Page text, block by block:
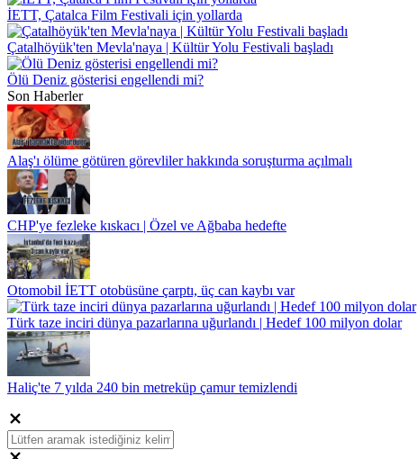
İETT, Çatalca Film Festivali için yollarda
Çatalhöyük'ten Mevla'naya | Kültür Yolu Festivali başladı
Ölü Deniz gösterisi engellendi mi?
Son Haberler
Alaş'ı ölüme götüren görevliler hakkında soruşturma açılmalı
CHP'ye fezleke kıskacı | Özel ve Ağbaba hedefte
Otomobil İETT otobüsüne çarptı, üç can kaybı var
Türk taze inciri dünya pazarlarına uğurlandı | Hedef 100 milyon dolar
Haliç'te 7 yılda 240 bin metreküp çamur temizlendi